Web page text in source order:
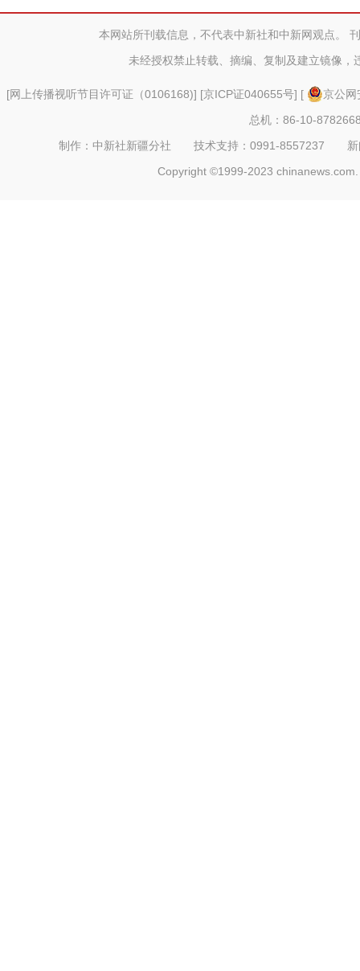
缘现“粉
本网站所刊载信息，不代表中新社和中新网观点。
未经授权禁止转载、摘编、复制及建立镜像，
[网上传播视听节目许可证（0106168)] [京ICP证040655号] [
京公
总机：86-10-
制作：中新社新疆分社 技术支持：0991-8557237
Copyright ©1999-2023